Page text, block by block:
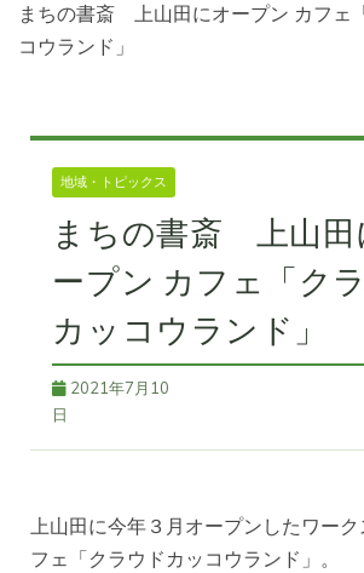
まちの書斎 上山田にオープン カフェ
コウランド」
地域・トピックス
まちの書斎 上山田
ープン カフェ「ク
カッコウランド」
2021年7月10
日
上山田に今年３月オープンしたワーク
フェ「クラウドカッコウランド」。